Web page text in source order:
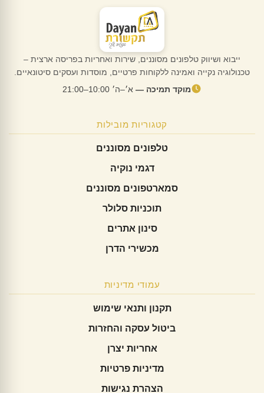
ייבוא ושיווק טלפונים מסוננים, שירות ואחריות בפריסה ארצית –
טכנולוגיה נקייה ואמינה ללקוחות פרטיים, מוסדות ועסקים סיטונאיים.
מוקד תמיכה — א׳–ה׳ 10:00–21:00
קטגוריות מובילות
טלפונים מסוננים
דגמי נוקיה
סמארטפונים מסוננים
תוכניות סלולר
סינון אתרים
מכשירי הדרן
עמודי מדיניות
תקנון ותנאי שימוש
ביטול עסקה והחזרות
אחריות יצרן
מדיניות פרטיות
הצהרת נגישות